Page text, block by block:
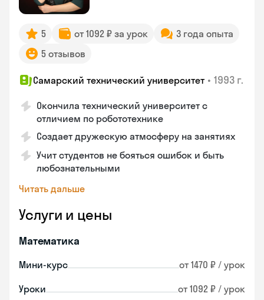
5 от 1092 ₽ за урок
3 года опыта
5 отзывов
Самарский технический университет • 1993 г.
Окончила технический университет с
отличием по робототехнике
Создает дружескую атмосферу на занятиях
Учит студентов не бояться ошибок и быть
любознательными
Читать дальше
Услуги и цены
Математика
Мини-курс от 1470 ₽ / урок
Уроки от 1092 ₽ / урок